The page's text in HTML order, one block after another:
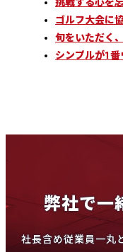
ゴルフ大会に
旬をいただく
シンプルが1番
弊社で一
社長含め従業員一丸